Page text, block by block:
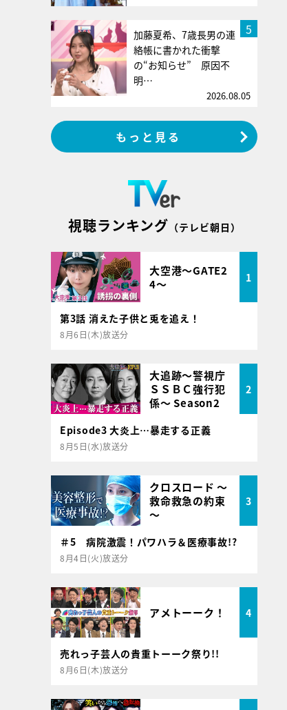
5
加藤夏希、7歳長男の連
絡帳に書かれた衝撃
の“お知らせ” 原因不
明…
2026.08.05
もっと見る
視聴ランキング （テレビ朝日）
大空港～GATE2
4～
1
第3話 消えた子供と兎を追え！
8月6日(木)放送分
大追跡～警視庁
ＳＳＢＣ強行犯
係～ Season2
2
Episode3 大炎上…暴走する正義
8月5日(水)放送分
クロスロード ～
救命救急の約束
～
3
＃5 病院激震！パワハラ＆医療事故!?
8月4日(火)放送分
アメトーーク！ 4
売れっ子芸人の貴重トーーク祭り!!
8月6日(木)放送分